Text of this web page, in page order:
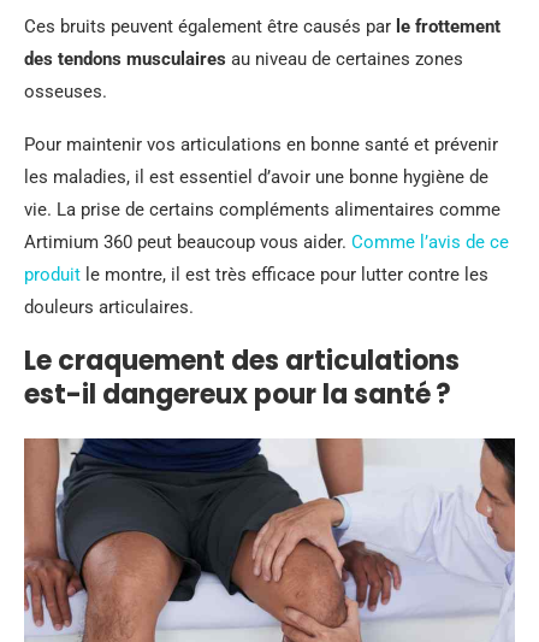
Ces bruits peuvent également être causés par le frottement
des tendons musculaires au niveau de certaines zones
osseuses.
Pour maintenir vos articulations en bonne santé et prévenir
les maladies, il est essentiel d’avoir une bonne hygiène de
vie. La prise de certains compléments alimentaires comme
Artimium 360 peut beaucoup vous aider. Comme l’avis de ce
produit le montre, il est très efficace pour lutter contre les
douleurs articulaires.
Le craquement des articulations
est-il dangereux pour la santé ?